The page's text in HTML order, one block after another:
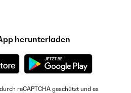
herunterladen
reCAPTCHA geschützt und es